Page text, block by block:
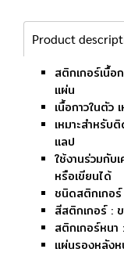
Product
สติกเกอร์เนื้
แผ่น
เนื้อกาวในตัว
เหมาะสำหรับ
แลป
ใช้งานร่วมกับ
หรือเขียนได้
ชนิดสติกเกอ
สีสติกเกอร์ :
สติกเกอร์หน
แผ่นรองหลัง